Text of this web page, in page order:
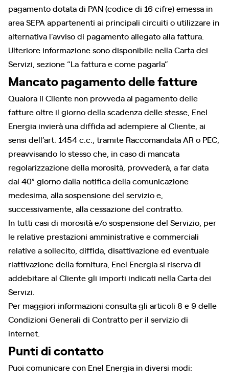
pagamento dotata di PAN (codice di 16 cifre) emessa in
area SEPA appartenenti ai principali circuiti o utilizzare in
alternativa l’avviso di pagamento allegato alla fattura.
Ulteriore informazione sono disponibile nella Carta dei
Servizi, sezione “La fattura e come pagarla”
Mancato pagamento delle fatture
Qualora il Cliente non provveda al pagamento delle
fatture oltre il giorno della scadenza delle stesse, Enel
Energia invierà una diffida ad adempiere al Cliente, ai
sensi dell’art. 1454 c.c., tramite Raccomandata AR o PEC,
preavvisando lo stesso che, in caso di mancata
regolarizzazione della morosità, provvederà, a far data
dal 40° giorno dalla notifica della comunicazione
medesima, alla sospensione del servizio e,
successivamente, alla cessazione del contratto.
In tutti casi di morosità e/o sospensione del Servizio, per
le relative prestazioni amministrative e commerciali
relative a sollecito, diffida, disattivazione ed eventuale
riattivazione della fornitura, Enel Energia si riserva di
addebitare al Cliente gli importi indicati nella Carta dei
Servizi.
Per maggiori informazioni consulta gli articoli 8 e 9 delle
Condizioni Generali di Contratto per il servizio di
internet.
Punti di contatto
Puoi comunicare con Enel Energia in diversi modi: